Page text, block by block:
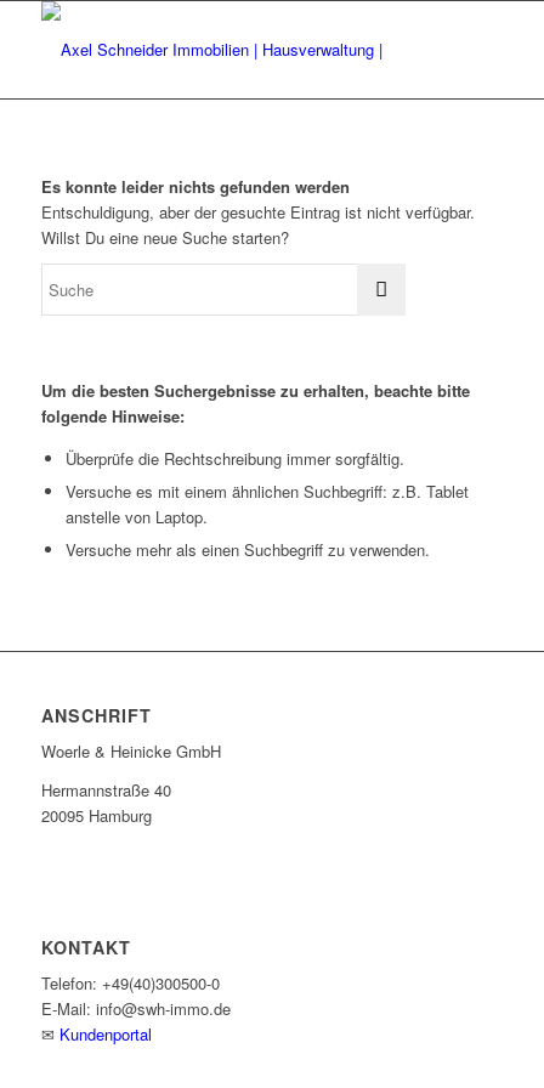
Es konnte leider nichts gefunden werden
Entschuldigung, aber der gesuchte Eintrag ist nicht verfügbar.
Willst Du eine neue Suche starten?
Um die besten Suchergebnisse zu erhalten, beachte bitte
folgende Hinweise:
Überprüfe die Rechtschreibung immer sorgfältig.
Versuche es mit einem ähnlichen Suchbegriff: z.B. Tablet
anstelle von Laptop.
Versuche mehr als einen Suchbegriff zu verwenden.
ANSCHRIFT
Woerle & Heinicke GmbH
Hermannstraße 40
20095 Hamburg
KONTAKT
Telefon: +49(40)300500-0
E-Mail: info@swh-immo.de
✉ Kundenportal